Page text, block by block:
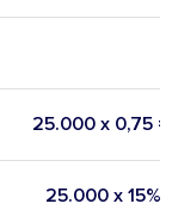
25.000 x 0,75 =
25.000 x 15%